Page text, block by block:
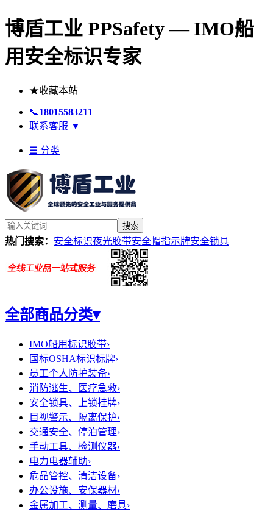
博盾工业 PPSafety — IMO船
用安全标识专家
★收藏本站
📞18015583211
联系客服 ▼
☰ 分类
搜索
热门搜索： 安全标识夜光胶带安全帽指示牌安全锁具
全部商品分类▾
IMO船用标识胶带›
国标OSHA标识标牌›
员工个人防护装备›
消防逃生、医疗急救›
安全锁具、上锁挂牌›
目视警示、隔离保护›
交通安全、停泊管理›
手动工具、检测仪器›
电力电器辅助›
危品管控、清洁设备›
办公设施、安保器材›
金属加工、测量、磨具›